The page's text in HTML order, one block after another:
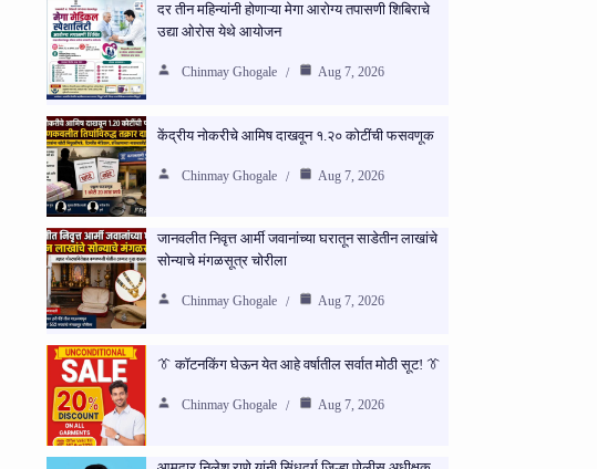
दर तीन महिन्यांनी होणाऱ्या मेगा आरोग्य तपासणी शिबिराचे
उद्या ओरोस येथे आयोजन
Chinmay Ghogale Aug 7, 2026
केंद्रीय नोकरीचे आमिष दाखवून १.२० कोटींची फसवणूक
Chinmay Ghogale Aug 7, 2026
जानवलीत निवृत्त आर्मी जवानांच्या घरातून साडेतीन लाखांचे
सोन्याचे मंगळसूत्र चोरीला
Chinmay Ghogale Aug 7, 2026
👔 कॉटनकिंग घेऊन येत आहे वर्षातील सर्वात मोठी सूट! 👔
Chinmay Ghogale Aug 7, 2026